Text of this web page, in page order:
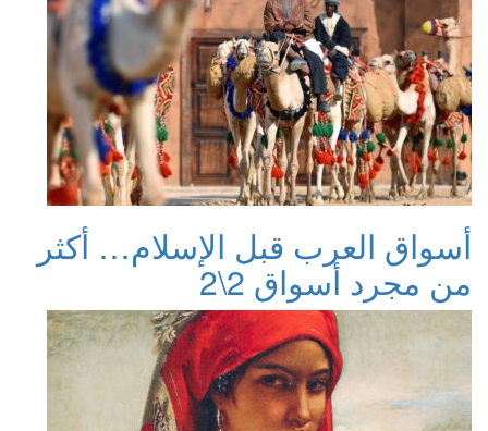
أسواق العرب قبل الإسلام… أكثر
من مجرد أسواق 2\2